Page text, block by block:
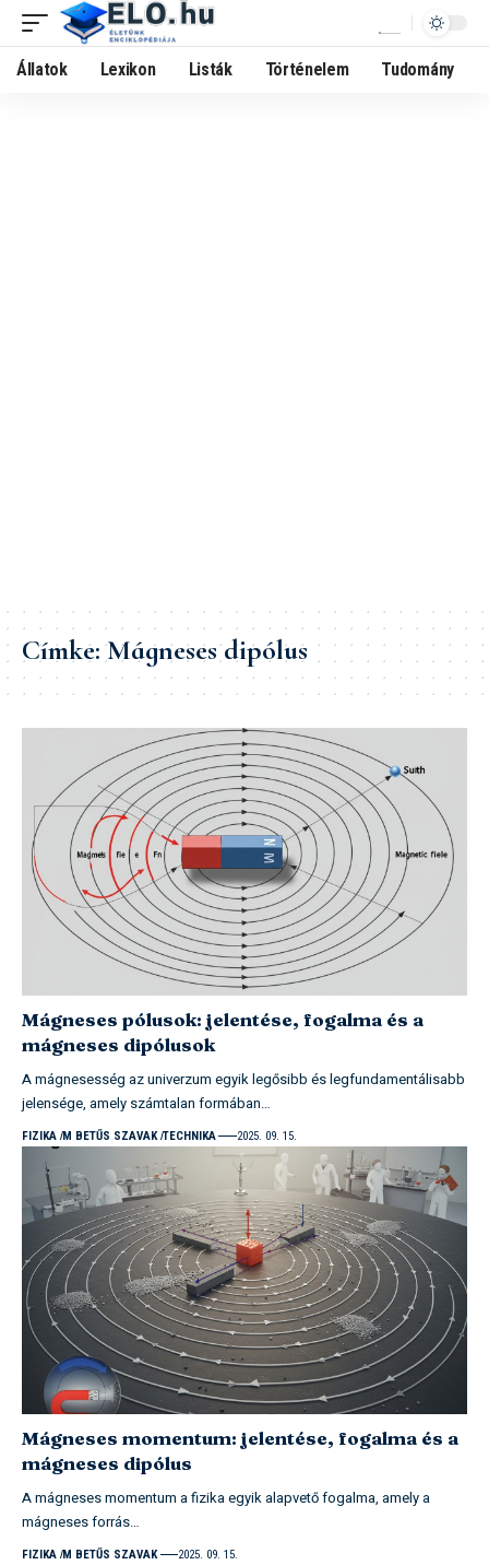
Állatok Lexikon Listák Történelem Tudomány
Címke:Mágneses dipólus
Mágneses pólusok: jelentése, fogalma és a
mágneses dipólusok
A mágnesesség az univerzum egyik legősibb és legfundamentálisabb
jelensége, amely számtalan formában…
FIZIKA M BETŰS SZAVAK TECHNIKA 2025. 09. 15.
Mágneses momentum: jelentése, fogalma és a
mágneses dipólus
A mágneses momentum a fizika egyik alapvető fogalma, amely a
mágneses forrás…
FIZIKA M BETŰS SZAVAK 2025. 09. 15.